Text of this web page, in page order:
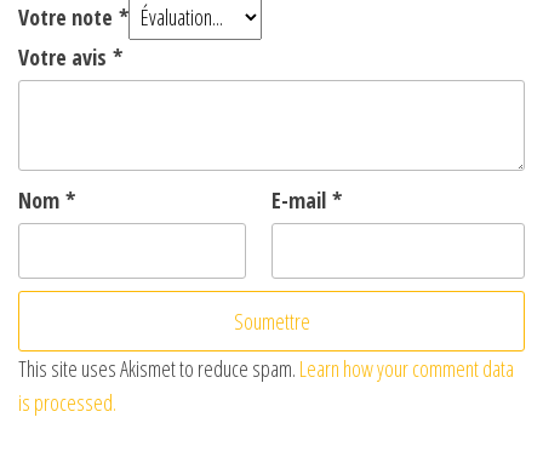
Votre note *
Votre avis *
Nom * E-mail *
This site uses Akismet to reduce spam. Learn how your comment data
is processed.